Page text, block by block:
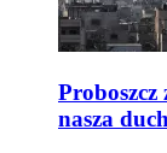
nasza